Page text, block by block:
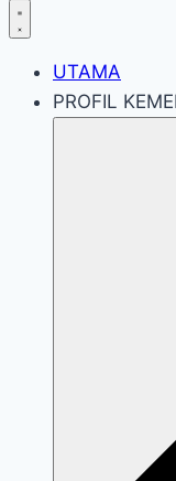
UTAMA
PROFIL